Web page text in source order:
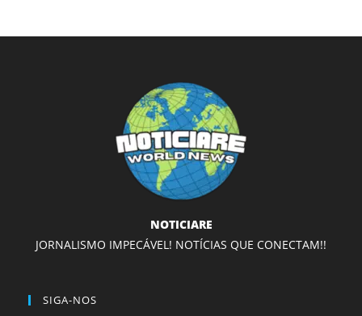
NOTICIARE
JORNALISMO IMPECÁVEL! NOTÍCIAS QUE CONECTAM!!
SIGA-NOS